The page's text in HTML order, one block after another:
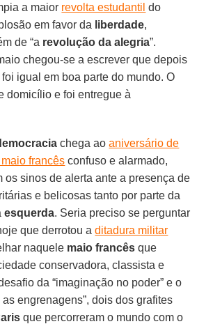
a maior revolta estudantil do
em favor da liberdade,
de “a revolução da alegria”.
chegou-se a escrever que depois
igual em boa parte do mundo. O
domicílio e foi entregue à
chega aoaniversário de
francês confuso e alarmado,
os sinos de alerta ante a presença de
e belicosas tanto por parte da
esquerda. Seria preciso se perguntar
que derrotou aditadura militar
naquele maio francês que
conservadora, classista e
da “imaginação no poder” e o
as engrenagens”, dois dos grafites
que percorreram o mundo com o